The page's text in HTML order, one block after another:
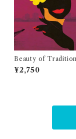
Beauty of Tradition
マー伝統音楽の旅で見
教の歌- / カインズィン
¥2,750